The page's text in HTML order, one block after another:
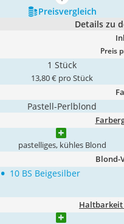
Preis­vergleich
Details zu
Preis
1 Stück
13,80 € pro Stück
Pastell-Perlblond
pastelliges, kühles Blond
Blond-
• 10 BS Beigesilber
Haltbarkeit